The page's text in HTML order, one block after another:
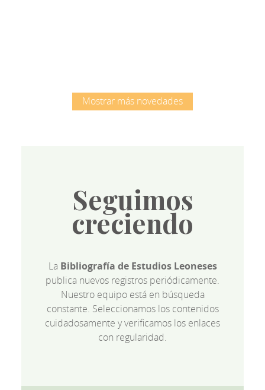
Mostrar más novedades
Seguimos
creciendo
La Bibliografía de Estudios Leoneses
publica nuevos registros periódicamente.
Nuestro equipo está en búsqueda
constante. Seleccionamos los contenidos
cuidadosamente y verificamos los enlaces
con regularidad.